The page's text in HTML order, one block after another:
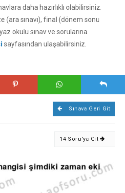
daha hazırlıklı olabilirsiniz.
(ara sınavı), final (dönem sonu
okulu sınav ve sorularına
sayfasından ulaşabilirsiniz.
Sınava Geri Git
14 Soru'ya Git